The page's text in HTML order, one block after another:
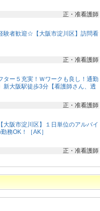
正・准看護師
者歓迎☆【大阪市淀川区】訪問看
正・准看護師
ター５充実！Ｗワークも良し！通勤
大阪駅徒歩3分【看護師さん、透
正・准看護師
大阪市淀川区】１日単位のアルバイ
務OK！［AK］
正・准看護師